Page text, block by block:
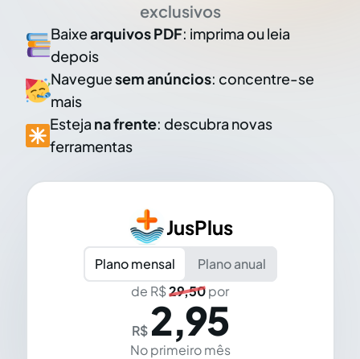
exclusivos
Baixearquivos PDF: imprima ou leia
depois
Naveguesem anúncios: concentre-se
mais
Esteja na frente: descubra novas
ferramentas
JusPlus
Plano mensal
Plano anual
de R$29,50por
R$ 2,95
No primeiro mês